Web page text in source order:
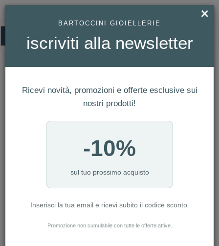
ZANCAN
CATEGORIA: ANELLI
CATEGORIA: BRACCIALI
CATEGORIA: COLLANE
CATEGORIA: GEMELLI
CATEGORIA: OROLOGI
CATEGORIA: PORTACHIAVI
×
BARTOCCINI GIOIELLERIE
iscriviti alla newsletter
Ricevi novità, promozioni e offerte esclusive sui
nostri prodotti!
-10%
sul tuo prossimo acquisto
Inserisci la tua email e ricevi subito il codice sconto.
Promozione non cumulabile con tutte le offerte attive.